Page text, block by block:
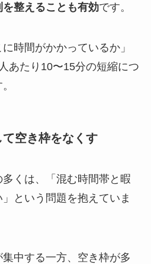
整えることも有効です。
時間がかかっているか」
あたり10〜15分の短縮につ
空き枠をなくす
くは、「混む時間帯と暇
という問題を抱えていま
中する一方、空き枠が多